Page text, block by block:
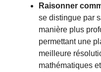
Raisonner
se distingue par
manière plus
permettant une
meilleure
mathématiques